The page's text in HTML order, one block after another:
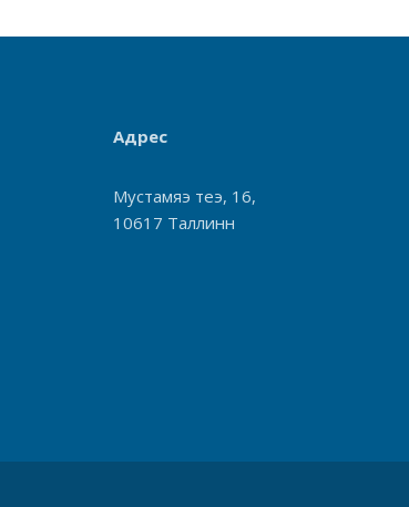
Адрес
Мустамяэ теэ, 16,
10617 Таллинн